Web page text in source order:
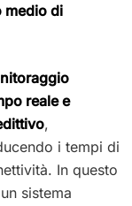
medio di
reale e
,
i tempi di
In questo
sistema